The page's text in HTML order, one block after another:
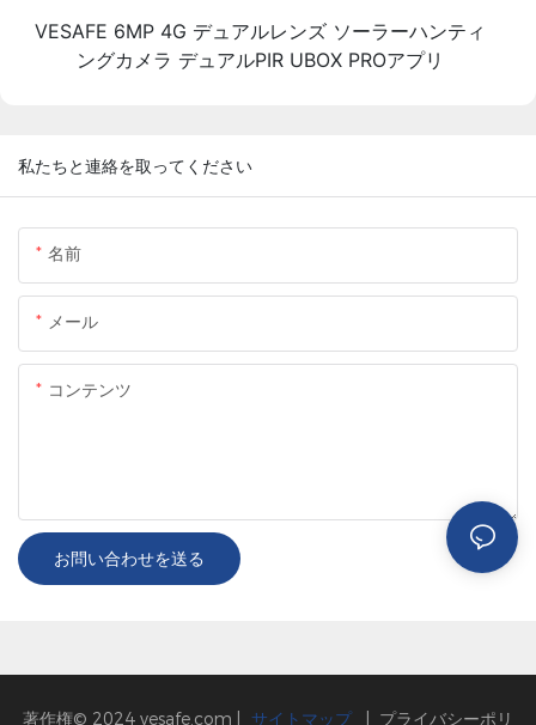
VESAFE 6MP 4G デュアルレンズ ソーラーハンティ
ングカメラ デュアルPIR UBOX PROアプリ
私たちと連絡を取ってください
名前
メール
コンテンツ
お問い合わせを送る
著作権© 2024 vesafe.com サイトマップ プライバシーポリ